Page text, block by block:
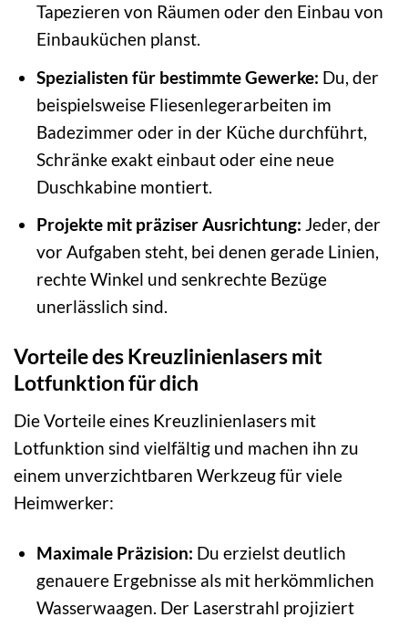
Tapezieren von Räumen oder den Einbau von
Einbauküchen planst.
Spezialisten für bestimmte Gewerke: Du, der
beispielsweise Fliesenlegerarbeiten im
Badezimmer oder in der Küche durchführt,
Schränke exakt einbaut oder eine neue
Duschkabine montiert.
Projekte mit präziser Ausrichtung: Jeder, der
vor Aufgaben steht, bei denen gerade Linien,
rechte Winkel und senkrechte Bezüge
unerlässlich sind.
Vorteile des Kreuzlinienlasers mit
Lotfunktion für dich
Die Vorteile eines Kreuzlinienlasers mit
Lotfunktion sind vielfältig und machen ihn zu
einem unverzichtbaren Werkzeug für viele
Heimwerker:
Maximale Präzision: Du erzielst deutlich
genauere Ergebnisse als mit herkömmlichen
Wasserwaagen. Der Laserstrahl projiziert